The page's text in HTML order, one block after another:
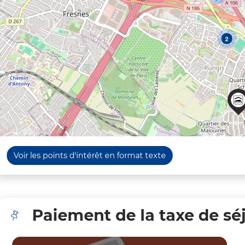
2
Voir les points d'intérêt en format texte
Paiement de la taxe de